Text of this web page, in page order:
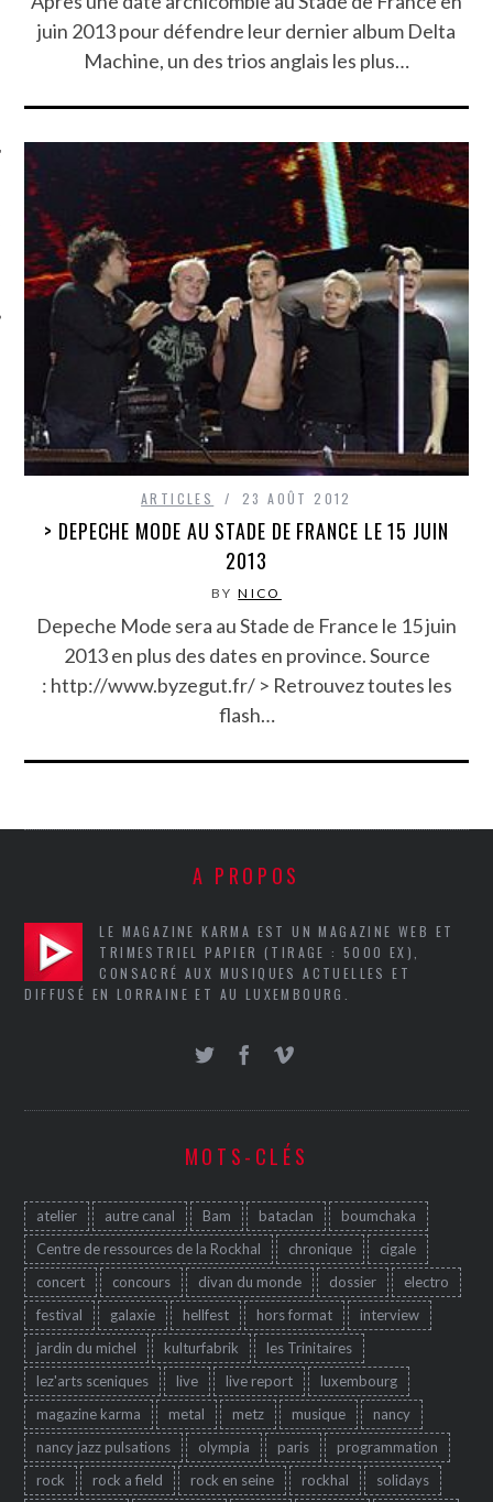
SOCIAUX
juin 2013 pour défendre leur dernier album Delta
Machine, un des trios anglais les plus…
ARTICLES 23 AOÛT 2012
> DEPECHE MODE AU STADE DE FRANCE LE 15 JUIN
2013
BYNICO
Depeche Mode sera au Stade de France le 15 juin
2013 en plus des dates en province. Source
: http://www.byzegut.fr/ > Retrouvez toutes les
flash…
A PROPOS
LE MAGAZINE KARMA EST UN MAGAZINE WEB ET
TRIMESTRIEL PAPIER (TIRAGE : 5000 EX),
CONSACRÉ AUX MUSIQUES ACTUELLES ET
DIFFUSÉ EN LORRAINE ET AU LUXEMBOURG.
MOTS-CLÉS
atelier autre canal Bam bataclan
boumchaka
Centre de ressources de la Rockhal
chronique
cigale
concert
concours divan du monde dossier
electro
festival
galaxie hellfest hors format
interview
jardin du michel
kulturfabrik
les Trinitaires
lez'arts sceniques
live live report
luxembourg
magazine karma
metal metz musique
nancy
nancy jazz pulsations
olympia paris
programmation
rock
rock a field rock en seine rockhal
solidays